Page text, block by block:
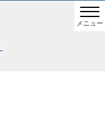
メニュー